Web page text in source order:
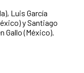
Luis García
y Santiago
Gallo (México).